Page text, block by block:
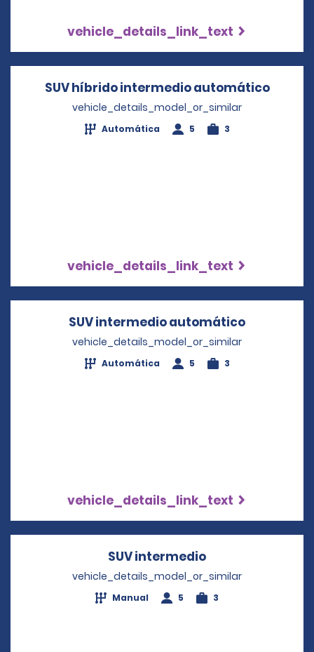
vehicle_details_link_text
SUV híbrido intermedio automáticoOpens
vehicle_details_model_or_similar
Automática 5 3
vehicle_details_link_text
SUV intermedio automático
vehicle_details_model_or_similar
Automática 5 3
vehicle_details_link_text
SUV intermedio
vehicle_details_model_or_similar
Manual 5 3